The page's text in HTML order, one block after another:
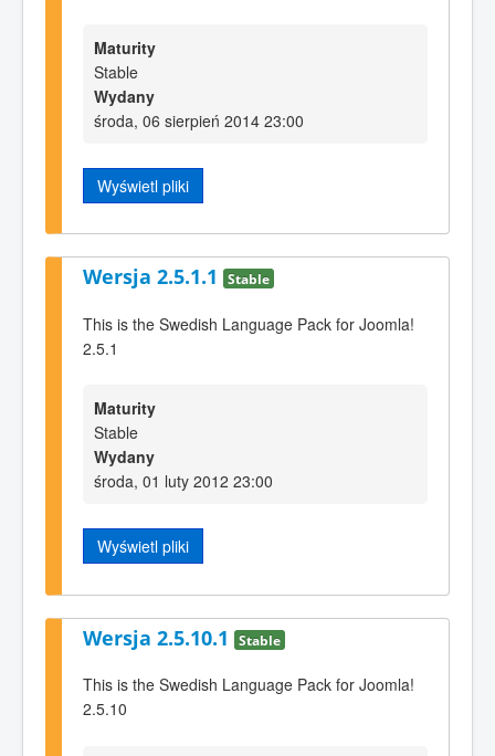
Maturity
Stable
Wydany
środa, 06 sierpień 2014 23:00
Wyświetl pliki
Wersja 2.5.1.1 Stable
This is the Swedish Language Pack for Joomla!
2.5.1
Maturity
Stable
Wydany
środa, 01 luty 2012 23:00
Wyświetl pliki
Wersja 2.5.10.1 Stable
This is the Swedish Language Pack for Joomla!
2.5.10